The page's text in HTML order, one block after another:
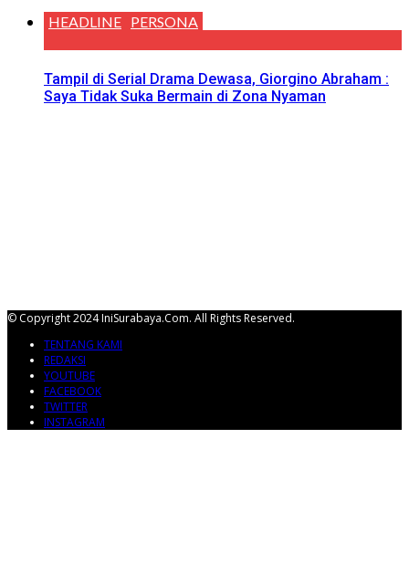
HEADLINE PERSONA
Tampil di Serial Drama Dewasa, Giorgino Abraham :
Saya Tidak Suka Bermain di Zona Nyaman
© Copyright 2024 IniSurabaya.com. All Rights Reserved.
TENTANG KAMI
REDAKSI
YOUTUBE
FACEBOOK
TWITTER
INSTAGRAM